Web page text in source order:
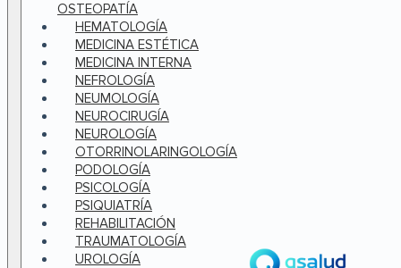
OSTEOPATÍA
HEMATOLOGÍA
MEDICINA ESTÉTICA
MEDICINA INTERNA
NEFROLOGÍA
NEUMOLOGÍA
NEUROCIRUGÍA
NEUROLOGÍA
OTORRINOLARINGOLOGÍA
PODOLOGÍA
PSICOLOGÍA
PSIQUIATRÍA
REHABILITACIÓN
TRAUMATOLOGÍA
UROLOGÍA